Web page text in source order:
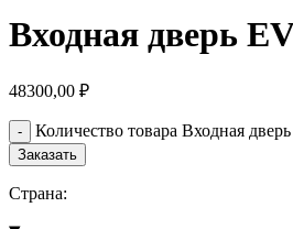
Входная дверь
48300,00 ₽
Количество товара Входная
Заказать
Страна: